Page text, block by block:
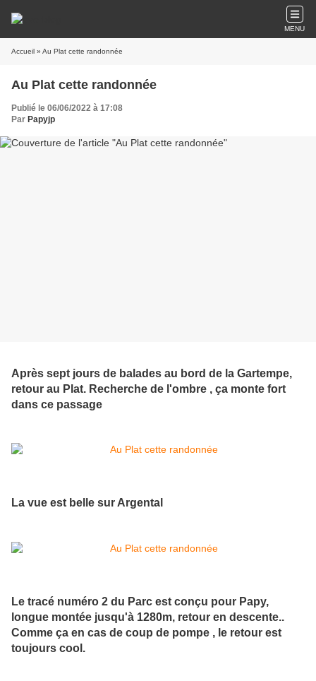
MENU
Accueil » Au Plat cette randonnée
Au Plat cette randonnée
Publié le 06/06/2022 à 17:08
Par Papyjp
Après sept jours de balades au bord de la Gartempe,
retour au Plat. Recherche de l'ombre , ça monte fort
dans ce passage
La vue est belle sur Argental
Le tracé numéro 2 du Parc est conçu pour Papy,
longue montée jusqu'à 1280m, retour en descente..
Comme ça en cas de coup de pompe , le retour est
toujours cool.